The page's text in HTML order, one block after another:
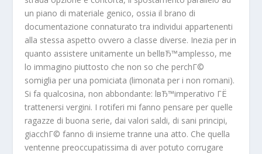
un piano di materiale genico, ossia il brano di
documentazione connaturato tra individui appartenenti
alla stessa aspetto ovvero a classe diverse. Inezia per in
quanto assistere unitamente un bellвЂ™amplesso, me
lo immagino piuttosto che non so che perchГ©
somiglia per una pomiciata (limonata per i non romani).
Si fa qualcosina, non abbondante: lвЂ™imperativo ГЁ
trattenersi vergini. I rotiferi mi fanno pensare per quelle
ragazze di buona serie, dai valori saldi, di sani principi,
giacchГ© fanno di insieme tranne una atto. Che quella
ventenne preoccupatissima di aver potuto corrugare